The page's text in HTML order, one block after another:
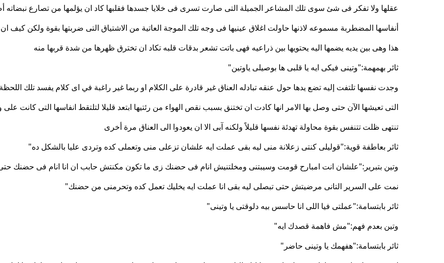
عقلها ولا تفكر فى شئ سوى تلك المشاعر الجميلة التى صارت تسرى فى خلايا جسدها فقلبها كاد ان يؤلمها من تصارع
أنفاسها المضطربة مسموعه لاذنها حاولت اغلاق عينيها فى وجه تلك الموجة العاتية من الاشتياق التى ضربتها بقوة ولكن كيف
هذا وهى بين يديه يضمها اليه يحتويها بين ذراعيه فهى باتت تشعر بدقات قلبه تكاد ان تخترق ظهرها من شدة قربها منه
ثائر بهمهمة:"وتينى فيكى ايه يا قلبى ها بوصيلى ياوتين"
وجدت نفسها تلتفت إليه تضع يدها حول عنقه تبادله العناق غير قادرة على الكلام او ربما غير راغبة في اى كلام يفسد تلك اللحظة
التى تعيشها الآن حتى وصل بها الامر انها كادت ان تختنق بسبب نقص الهواء من رئتيها ابتعد قليلا لتلتقط انفاسها التى كانت
تنتهى ظلت تتنفس بقوة محاولة تهدئة نفسها قليلاً ولكنه آبى الا ان يعودوا الى العناق مرة أخرى
ثائر بعاطفة قوية:"قوليلى كنتى زعلانة منى ليه بقى عملت ايه علشان تزعلى منى وتعملى كده وتردى عليا بالشكل ده"
وتين بتبرير:"علشان انت امبارح قومت وسيبتنى ومخلتنيش انام فى حضنك زى ما تكون مكنتش حابب ان انا انام فى حضنك
نمت على السرير التانى مرضيتش حتى تبصلى ليه بقى انا عملت ايه يخليك تعمل كده وتحرمنى من حضنك"
ثائر بابتسامة:"عملتى فيا اللى انا حاسس بيه دلوقتى يا وتينى"
وتين بعدم فهم:"مش فاهمة قصدك ايه"
ثائر بابتسامة:"هفهمك يا وتينى حاضر"